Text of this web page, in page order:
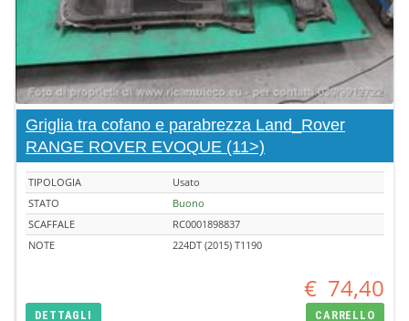
Griglia tra cofano e parabrezza Land_Rover
RANGE ROVER EVOQUE (11>)
TIPOLOGIA
Usato
STATO
Buono
SCAFFALE
RC0001898837
NOTE
224DT (2015) T1190
€ 74,40
DETTAGLI CARRELLO